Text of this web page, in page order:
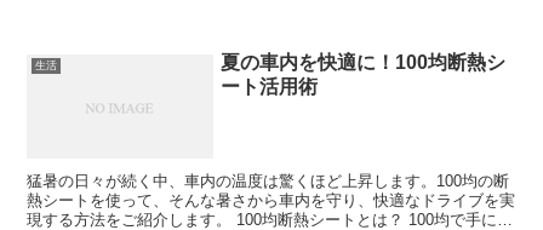
生活
夏の車内を快適に！100均断熱シ
ート活用術
猛暑の日々が続く中、車内の温度は驚くほど上昇します。100均の断
熱シートを使って、そんな暑さから車内を守り、快適なドライブを実
現する方法をご紹介します。 100均断熱シートとは？ 100均で手に入